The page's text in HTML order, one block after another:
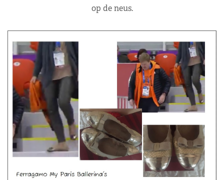
op de neus.